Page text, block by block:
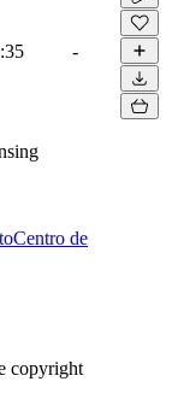
-
Centro de
copyright